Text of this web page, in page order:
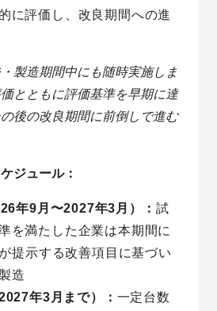
に評価し、改良期間への進
製造期間中にも随時実施しま
とともに評価基準を早期に達
後の改良期間に前倒しで進む
ジュール：
年9月〜2027年3月）： 試
を満たした企業は本期間に
提示する改善項目に基づい
造
年3月まで）： 一定台数